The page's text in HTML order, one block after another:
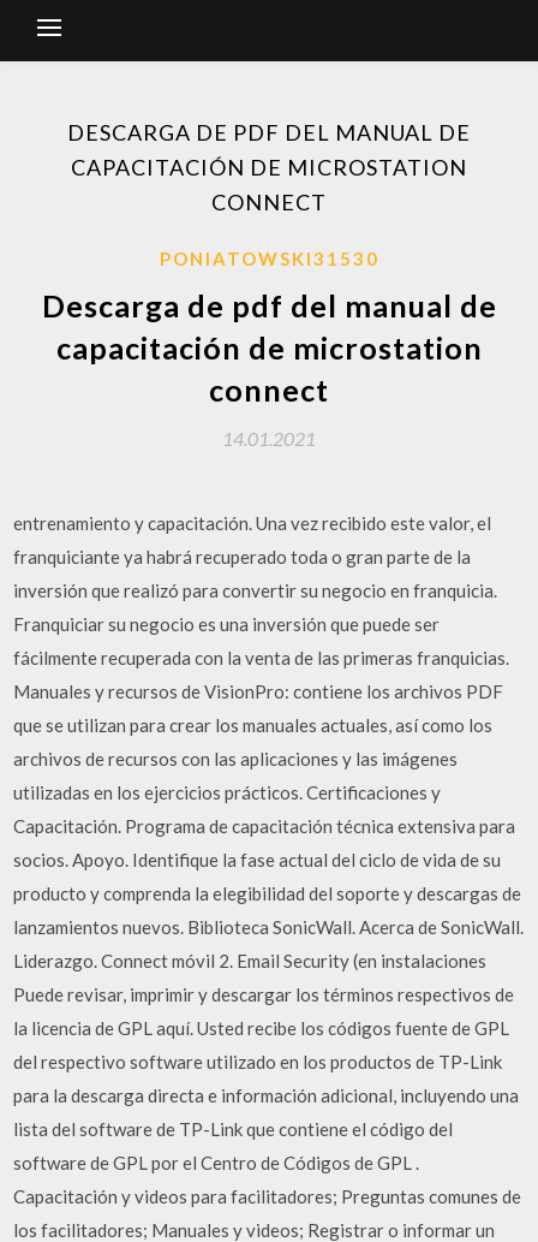
DESCARGA DE PDF DEL MANUAL DE
CAPACITACIÓN DE MICROSTATION
CONNECT
PONIATOWSKI31530
Descarga de pdf del manual de
capacitación de microstation
connect
14.01.2021
entrenamiento y capacitación. Una vez recibido este valor, el
franquiciante ya habrá recuperado toda o gran parte de la
inversión que realizó para convertir su negocio en franquicia.
Franquiciar su negocio es una inversión que puede ser
fácilmente recuperada con la venta de las primeras franquicias.
Manuales y recursos de VisionPro: contiene los archivos PDF
que se utilizan para crear los manuales actuales, así como los
archivos de recursos con las aplicaciones y las imágenes
utilizadas en los ejercicios prácticos. Certificaciones y
Capacitación. Programa de capacitación técnica extensiva para
socios. Apoyo. Identifique la fase actual del ciclo de vida de su
producto y comprenda la elegibilidad del soporte y descargas de
lanzamientos nuevos. Biblioteca SonicWall. Acerca de SonicWall.
Liderazgo. Connect móvil 2. Email Security (en instalaciones
Puede revisar, imprimir y descargar los términos respectivos de
la licencia de GPL aquí. Usted recibe los códigos fuente de GPL
del respectivo software utilizado en los productos de TP-Link
para la descarga directa e información adicional, incluyendo una
lista del software de TP-Link que contiene el código del
software de GPL por el Centro de Códigos de GPL .
Capacitación y videos para facilitadores; Preguntas comunes de
los facilitadores; Manuales y videos; Registrar o informar un